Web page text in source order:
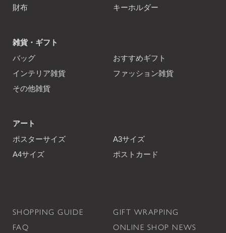
財布
キーホルダー
雑貨・ギフト
バッグ
おすすめギフト
インテリア雑貨
ファッション雑貨
その他雑貨
アート
ポスターサイズ
A3サイズ
A4サイズ
ポストカード
SHOPPING GUIDE
GIFT WRAPPING
FAQ
ONLINE SHOP NEWS